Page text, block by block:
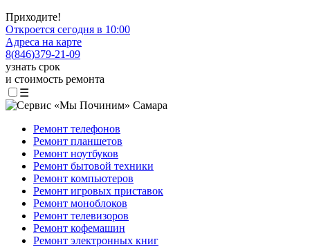
Приходите!
Откроется сегодня в 10:00
Адреса на карте
8(846)379-21-09
узнать срок
и стоимость ремонта
☰
Ремонт телефонов
Ремонт планшетов
Ремонт ноутбуков
Ремонт бытовой техники
Ремонт компьютеров
Ремонт игровых приставок
Ремонт моноблоков
Ремонт телевизоров
Ремонт кофемашин
Ремонт электронных книг